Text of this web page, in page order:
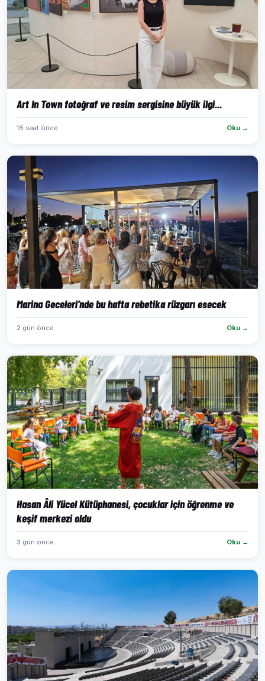
Art In Town fotoğraf ve resim sergisine büyük ilgi...
16 saat önce Oku →
Marina Geceleri’nde bu hafta rebetika rüzgarı esecek
2 gün önce Oku →
Hasan Âli Yücel Kütüphanesi, çocuklar için öğrenme ve
keşif merkezi oldu
3 gün önce Oku →